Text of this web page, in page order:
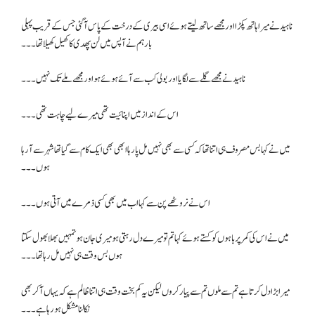
ناہید نے میرا ہاتھ پکڑا اور مجھے ساتھ لیتے ہوئے اسی بیری کے درخت کے پاس آ گئی جس کے قریب پہلی
بار ہم نے آپس میں لن پھدی کا کھیل کھیلا تھا۔۔۔
ناہید نے مجھے گلے سے لگایا اور بولی کب سے آئے ہوئے ہو اور مجھے ملے تک نہیں۔۔۔
اس کے انداز میں اپنائیت تھی میرے لیے چاہت تھی۔۔۔
میں نے کہا بس مصروف ہی اتنا تھا کہ کسی سے بھی نہیں مل پا رہا ابھی بھی ایک کام سے گیا تھا شہر سے آ رہا
ہوں۔۔۔
اس نے نروٹھے پن سے کہا اب میں بھی کسی ذمرے میں آتی ہوں۔۔۔
میں نے اس کی کمر پر باہوں کو کستے ہوئے کہا تم تو میرے دل رہتی ہو میری جان ہو تمہیں بھلا بھول سکتا
ہوں بس وقت ہی نہیں مل رہا تھا۔۔۔
میرا بڑا دل کرتا ہے تم سے ملوں تم سے پیار کروں لیکن یہ کم بخت وقت ہی اتنا ظالم ہے کہ یہاں آ کر بھی
نکالنا مشکل ہو رہا ہے۔۔۔